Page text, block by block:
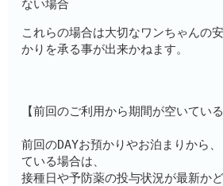
ない場合
これらの場合は大切なワンちゃんの
かりを承る事が出来かねます。
【前回のご利用から期間が空いてい
前回のDAYお預かりやお泊まりから
ている場合は、
接種日や予防薬の投与状況が最新か